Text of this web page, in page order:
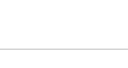
ราคาถูก
ของ บ้าน
ศ ที่เดียวใน